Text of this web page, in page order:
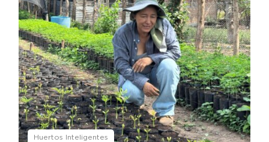
Huertos Inteligentes